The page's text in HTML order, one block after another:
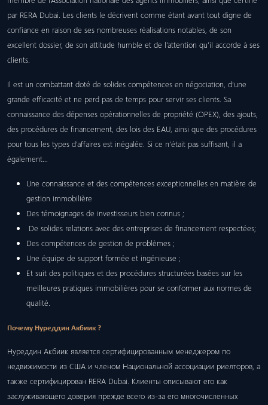
par RERA Dubai. Les clients le décrivent comme étant avant tout digne de
confiance en raison de ses nombreuses réalisations notables, de son
excellent dossier, de son attitude humble et de l’attention qu’il accorde à ses
clients.
Il est un combattant doté de solides compétences en négociation, d’une
grande efficacité et ne perd pas de temps pour servir ses clients. Sa
connaissance des dépenses opérationnelles de propriété (OPEX), des ajouts,
des procédures de financement, des lois des EAU, ainsi que des procédures
pour tous les types d’affaires est inégalée. Si ce n’était pas suffisant, il a
également…
Une connaissance et des compétences exceptionnelles en matière de
gestion immobilière
Des témoignages de investisseurs bien connus ;
De solides relations avec des entreprises de financement respectées;
Des compétences de gestion de problèmes ;
Une équipe de support formée et ingénieuse ;
Et suit des politiques et des procédures structurées basées sur les
meilleures pratiques immobilières pour se conformer aux normes de
qualité.
Почему Нуреддин Акбиик ?
Нуреддин Акбиик является сертифицированным менеджером по
недвижимости из США и членом Национальной ассоциации риелторов, а
также сертифицирован RERA Dubai. Клиенты описывают его как
заслуживающего доверия прежде всего из-за его многочисленных